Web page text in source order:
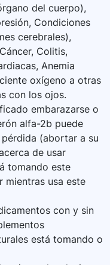
del cuerpo),
Condiciones
cerebrales),
Colitis,
Anemia
oxígeno a otras
con los ojos.
embarazarse o
alfa-2b puede
(abortar a su
de usar
tomando este
mientras usa este
con y sin
está tomando o